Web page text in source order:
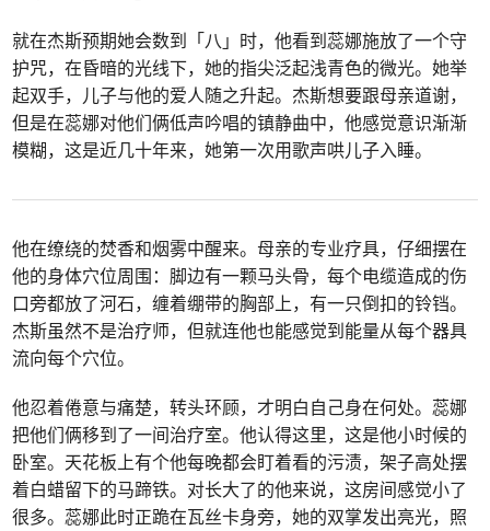
就在杰斯预期她会数到「八」时，他看到蕊娜施放了一个守
护咒，在昏暗的光线下，她的指尖泛起浅青色的微光。她举
起双手，儿子与他的爱人随之升起。杰斯想要跟母亲道谢，
但是在蕊娜对他们俩低声吟唱的镇静曲中，他感觉意识渐渐
模糊，这是近几十年来，她第一次用歌声哄儿子入睡。
他在缭绕的焚香和烟雾中醒来。母亲的专业疗具，仔细摆在
他的身体穴位周围：脚边有一颗马头骨，每个电缆造成的伤
口旁都放了河石，缠着绷带的胸部上，有一只倒扣的铃铛。
杰斯虽然不是治疗师，但就连他也能感觉到能量从每个器具
流向每个穴位。
他忍着倦意与痛楚，转头环顾，才明白自己身在何处。蕊娜
把他们俩移到了一间治疗室。他认得这里，这是他小时候的
卧室。天花板上有个他每晚都会盯着看的污渍，架子高处摆
着白蜡留下的马蹄铁。对长大了的他来说，这房间感觉小了
很多。蕊娜此时正跪在瓦丝卡身旁，她的双掌发出亮光，照